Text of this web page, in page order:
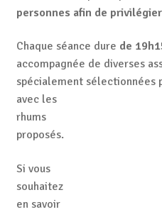
personnes afin de
Chaque séance dure de
accompagnée de diverses
spécialement sélectionnées
avec les
rhums
proposés.
Si vous
souhaitez
en savoir